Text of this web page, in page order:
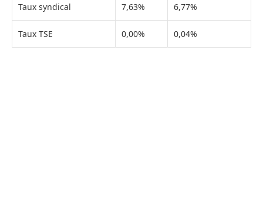
Taux syndical 7,63% 6,77%
Taux TSE 0,00% 0,04%